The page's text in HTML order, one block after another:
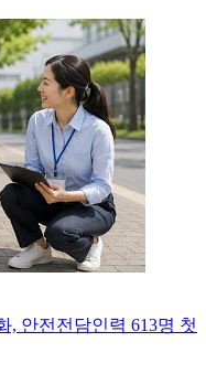
, 안전전담인력 613명 첫